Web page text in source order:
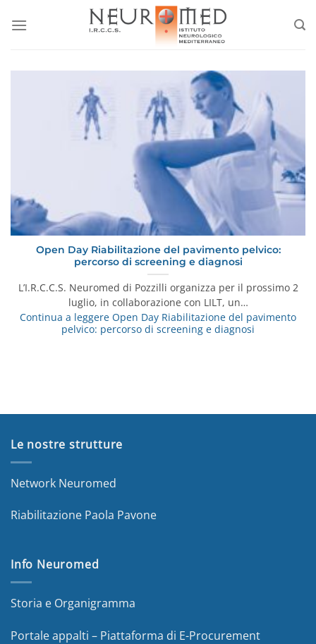
Open Day Riabilitazione del pavimento pelvico:
percorso di screening e diagnosi
L’I.R.C.C.S. Neuromed di Pozzilli organizza per il prossimo 2
luglio, in collaborazione con LILT, un…
Continua a leggere Open Day Riabilitazione del pavimento
pelvico: percorso di screening e diagnosi
Le nostre strutture
Network Neuromed
Riabilitazione Paola Pavone
Info Neuromed
Storia e Organigramma
Portale appalti – Piattaforma di E-Procurement